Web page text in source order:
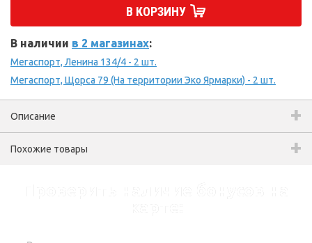
В КОРЗИНУ
В наличии в 2 магазинах:
Мегаспорт, Ленина 134/4 - 2 шт.
Мегаспорт, Щорса 79 (На территории Эко Ярмарки) - 2 шт.
Описание
Похожие товары